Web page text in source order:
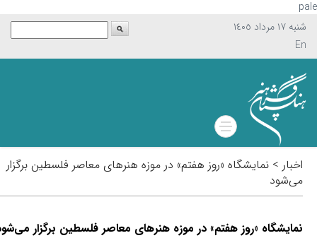
شنبه ١٧ مرداد ١٤٠٥
اخبار > نمایشگاه «روز هفتم» در موزه هنر‌های معاصر فلسطین برگزار
می‌شود
نمایشگاه «روز هفتم» در موزه هنر‌های معاصر فلسطین برگزار می‌شود